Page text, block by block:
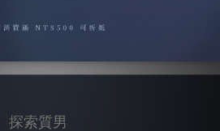
探索質男